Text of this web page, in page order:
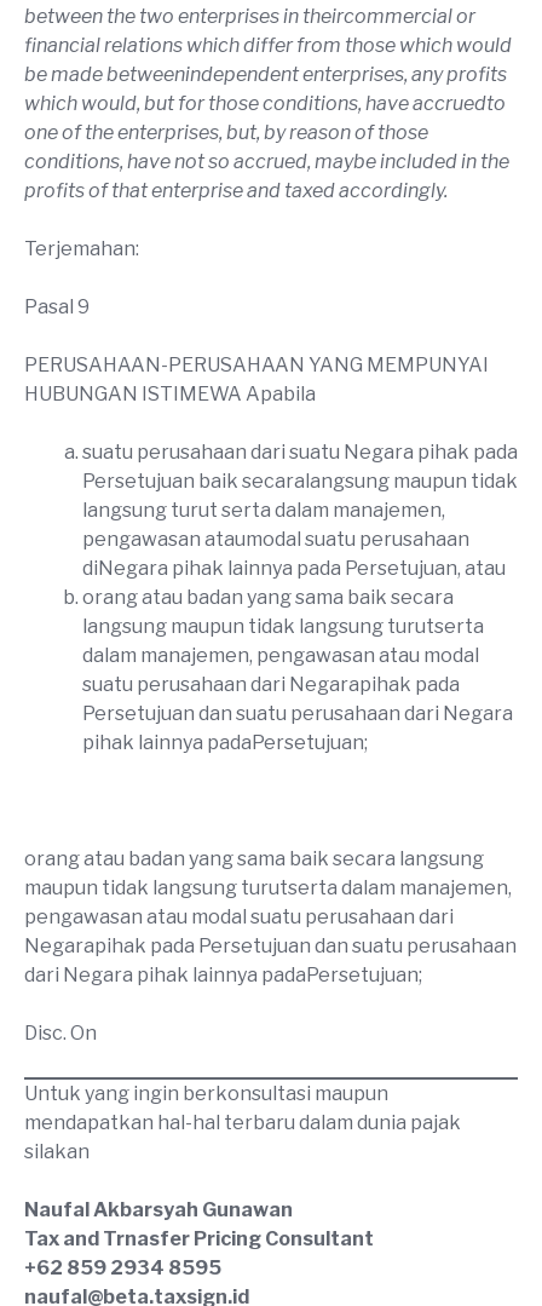
between the two enterprises in theircommercial or
financial relations which differ from those which would
be made betweenindependent enterprises, any profits
which would, but for those conditions, have accruedto
one of the enterprises, but, by reason of those
conditions, have not so accrued, maybe included in the
profits of that enterprise and taxed accordingly.
Terjemahan:
Pasal 9
PERUSAHAAN-PERUSAHAAN YANG MEMPUNYAI
HUBUNGAN ISTIMEWA Apabila
suatu perusahaan dari suatu Negara pihak pada
Persetujuan baik secaralangsung maupun tidak
langsung turut serta dalam manajemen,
pengawasan ataumodal suatu perusahaan
diNegara pihak lainnya pada Persetujuan, atau
orang atau badan yang sama baik secara
langsung maupun tidak langsung turutserta
dalam manajemen, pengawasan atau modal
suatu perusahaan dari Negarapihak pada
Persetujuan dan suatu perusahaan dari Negara
pihak lainnya padaPersetujuan;
orang atau badan yang sama baik secara langsung
maupun tidak langsung turutserta dalam manajemen,
pengawasan atau modal suatu perusahaan dari
Negarapihak pada Persetujuan dan suatu perusahaan
dari Negara pihak lainnya padaPersetujuan;
Disc. On
Untuk yang ingin berkonsultasi maupun
mendapatkan hal-hal terbaru dalam dunia pajak
silakan
Naufal Akbarsyah Gunawan
Tax and Trnasfer Pricing Consultant
+62 859 2934 8595
naufal@beta.taxsign.id